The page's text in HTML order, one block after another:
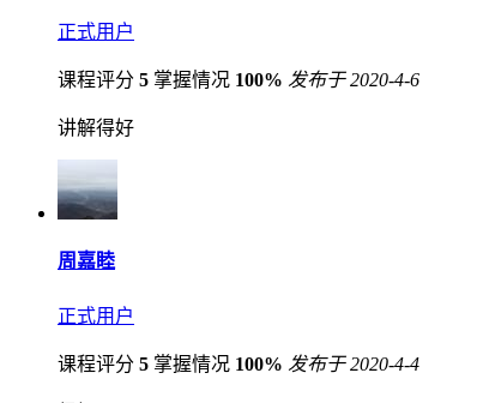
正式用户
课程评分 5 掌握情况 100% 发布于 2020-4-6
讲解得好
周嘉睦
正式用户
课程评分 5 掌握情况 100% 发布于 2020-4-4